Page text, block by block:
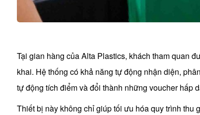
Tại gian hàng của Alta Plastics, khách tham quan
khai. Hệ thống có khả năng tự động nhận diện,
tự động tích điểm và đổi thành những voucher hấp
Thiết bị này không chỉ giúp tối ưu hóa quy trình thu